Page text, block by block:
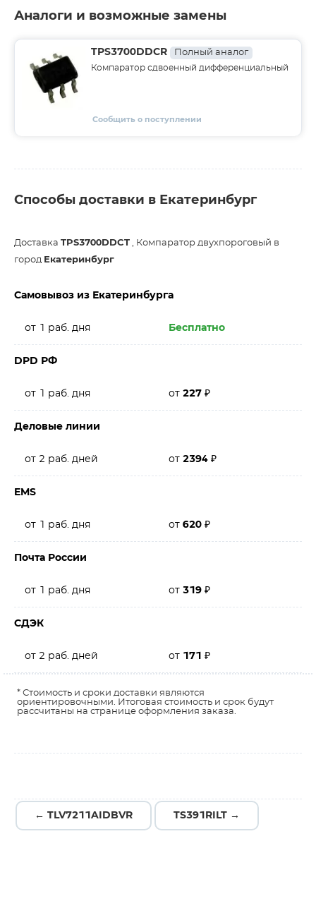
Аналоги и возможные замены
TPS3700DDCR Полный аналог
Компаратор сдвоенный дифференциальный
Сообщить о поступлении
Способы доставки в Екатеринбург
Доставка TPS3700DDCT , Компаратор двухпороговый в
город Екатеринбург
Самовывоз из Екатеринбурга
от 1 раб. дня Бесплатно
DPD РФ
от 1 раб. дня от 227 ₽
Деловые линии
от 2 раб. дней от 2394 ₽
EMS
от 1 раб. дня от 620 ₽
Почта России
от 1 раб. дня от 319 ₽
СДЭК
от 2 раб. дней от 171 ₽
* Стоимость и сроки доставки являются
ориентировочными. Итоговая стоимость и срок будут
рассчитаны на странице оформления заказа.
← TLV7211AIDBVR TS391RILT →